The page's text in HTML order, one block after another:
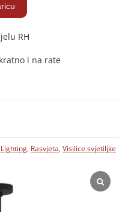
RH
i na rate
, Rasvjeta, Visilice svjetiljke